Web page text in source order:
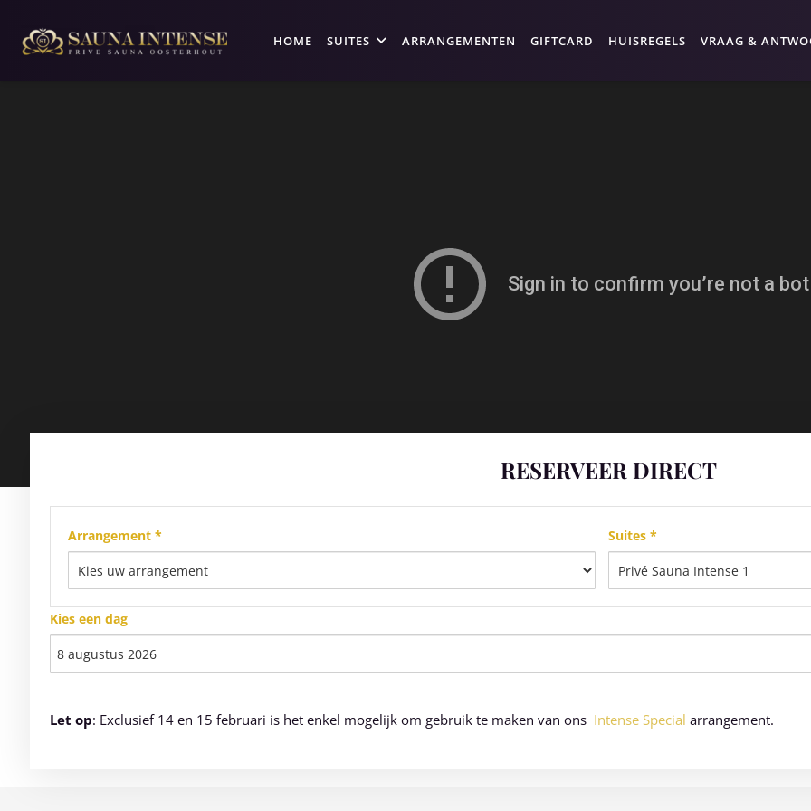
HOME SUITES ARRANGEMENTEN GIFTCARD HUISREGELS VRAAG &
RESERVEER DIRECT
Arrangement * Suites *
Kies een dag
Let op: Exclusief 14 en 15 februari is het enkel mogelijk om gebruik te maken van ons Intense Special arrangement.